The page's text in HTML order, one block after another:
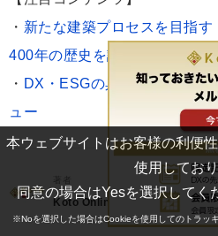
・ 新たな建築プロセスを目指
400年の歴史を誇る竹中工務店
・ DX・ESGの具体的な取り組
ュー
Koto Online編集部
本ウェブサイトはお客様の利便
使用してお
同意の場合はYesを選択してく
※Noを選択した場合はCookieを使用してのトラッキ